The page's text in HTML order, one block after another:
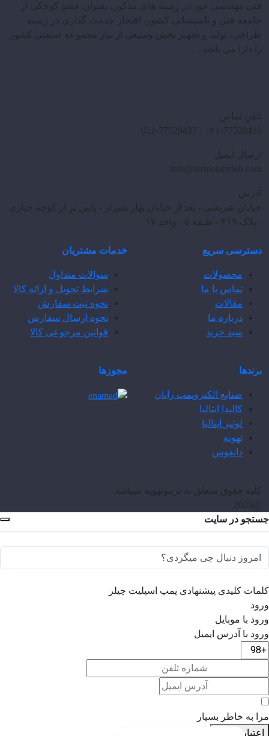
فنی مهندسی خود در زمینه های مذکور، بعنوان عضو کوچکی از
جامعه فنی و تاسیساتی کشور، افتخار خدمت گذاری در زمینه
طراحی، تولید و تجهیز بخش وسیعی از نیاز مجموعه صنعتی کشور
را دارا می باشد .
تلفن تماس
۰۲۱-77529410 / 021-77529437
ارسال ایمیل
info@termotahvieh.com
آدرس
خیابان شریعتی - بعد از خیابان بهار شیراز - پایین تر از کوچه جباری
- پلاک ۴۱۹ - طبقه ۵ - واحد ۱۷
دسترسی سریع
محصولات
تماس با ما
مقالات
درباره ما
سبد خرید
خدمات مشتریان
سوالات متداول
شرایط تحویل و ارائه کالا
نحوه ثبت سفارش
نحوه ارسال سفارش
قوانین مرجوعی کالا
برندها
صنایع الکتروپمپ رایان
کالپدا ایتالیا
لوئیز ایتالیا
تهویه
دانفوس
مجوزها
کلیه حقوق متعلق به ترموتهویه میباشد.
@2025
جستجو در سایت
کلمات کلیدی پیشنهادی پمپ اسپلیت چیلر
ورود
ورود با موبایل
ورود با ‫آدرس ایمیل
مرا به خاطر بسپار
اعتبار سنجی